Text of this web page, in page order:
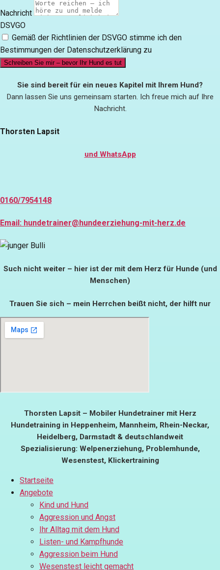
Nachricht
DSVGO
Gemäß der Richtlinien der DSVGO stimme ich den
Bestimmungen der Datenschutzerklärung zu
Schreiben Sie mir – bevor Ihr Hund es tut
Sie sind bereit für ein neues Kapitel mit Ihrem Hund?
Dann lassen Sie uns gemeinsam starten. Ich freue mich auf Ihre
Nachricht.
Thorsten Lapsit
und WhatsApp
0160/7954148
Email: hundetrainer@hundeerziehung-mit-herz.de
Such nicht weiter – hier ist der mit dem Herz für Hunde (und
Menschen)
Trauen Sie sich – mein Herrchen beißt nicht, der hilft nur
Thorsten Lapsit – Mobiler Hundetrainer mit Herz
Hundetraining in Heppenheim, Mannheim, Rhein-Neckar,
Heidelberg, Darmstadt & deutschlandweit
Spezialisierung: Welpenerziehung, Problemhunde,
Wesenstest, Klickertraining
Startseite
Angebote
Kind und Hund
Aggression und Angst
Ihr Alltag mit dem Hund
Listen- und Kampfhunde
Aggression beim Hund
Wesenstest leicht gemacht